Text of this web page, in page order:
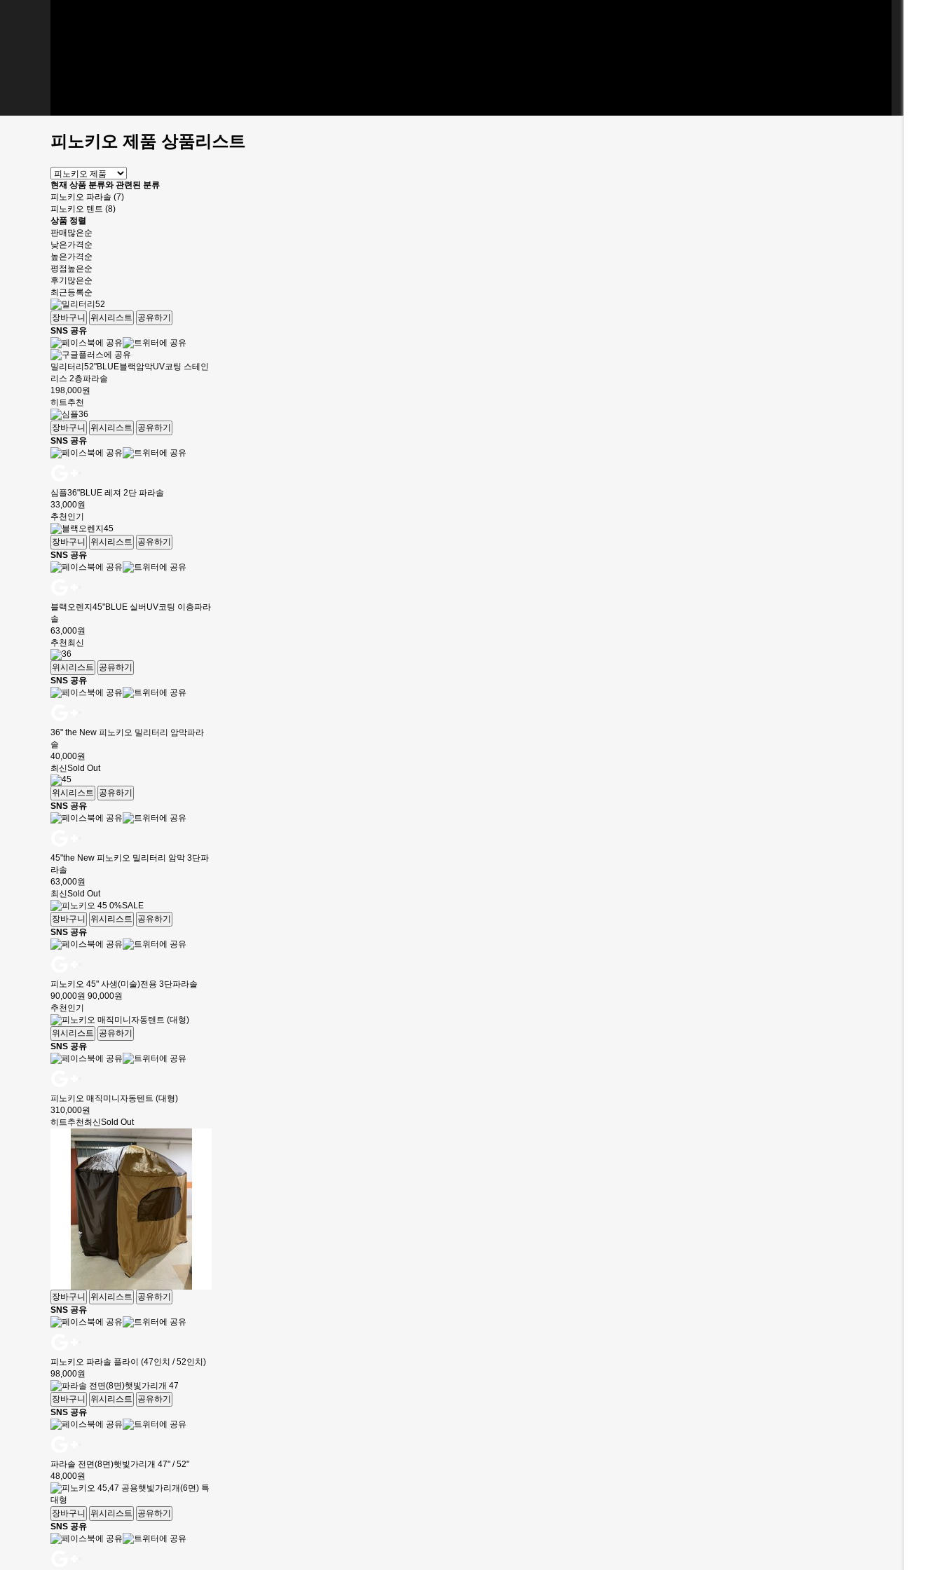
피노키오 제품 상품리스트
현재 상품 분류와 관련된 분류
피노키오 파라솔 (7)
피노키오 텐트 (8)
상품 정렬
판매많은순
낮은가격순
높은가격순
평점높은순
후기많은순
최근등록순
장바구니 위시리스트
공유하기
SNS 공유
밀리터리52"BLUE블랙암막UV코팅 스테인
리스 2층파라솔
198,000원
히트추천
장바구니 위시리스트
공유하기
SNS 공유
심플36"BLUE 레져 2단 파라솔
33,000원
추천인기
장바구니 위시리스트
공유하기
SNS 공유
블랙오렌지45"BLUE 실버UV코팅 이층파라
솔
63,000원
추천최신
위시리스트
공유하기
SNS 공유
36" the New 피노키오 밀리터리 암막파라
솔
40,000원
최신Sold Out
위시리스트
공유하기
SNS 공유
45"the New 피노키오 밀리터리 암막 3단파
라솔
63,000원
최신Sold Out
0%SALE
장바구니
위시리스트
공유하기
SNS 공유
피노키오 45" 사생(미술)전용 3단파라솔
90,000원 90,000원
추천인기
위시리스트
공유하기
SNS 공유
피노키오 매직미니자동텐트 (대형)
310,000원
히트추천최신Sold Out
장바구니 위시리스트
공유하기
SNS 공유
피노키오 파라솔 플라이 (47인치 / 52인치)
98,000원
장바구니 위시리스트
공유하기
SNS 공유
파라솔 전면(8면)햇빛가리개 47" / 52"
48,000원
장바구니 위시리스트
공유하기
SNS 공유